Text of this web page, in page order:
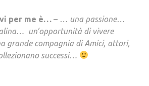
per me è… – … una passione…
un’opportunità di vivere
grande compagnia di Amici, attori,
successi…